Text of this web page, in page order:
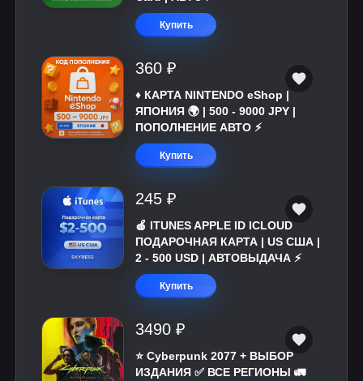
Купить
360 ₽
♦️ КАРТА NINTENDO eShop |
ЯПОНИЯ 🌍 | 500 - 9000 JPY |
ПОПОЛНЕНИЕ АВТО ⚡
Купить
245 ₽
🍎 ITUNES APPLE ID ICLOUD
ПОДАРОЧНАЯ КАРТА | US США |
2 - 500 USD | АВТОВЫДАЧА ⚡️
Купить
3490 ₽
⭐ Cyberpunk 2077 + ВЫБОР
ИЗДАНИЯ ✅ ВСЕ РЕГИОНЫ 🚛